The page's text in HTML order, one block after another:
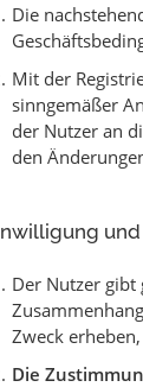
Die
Mit der
sinngemäßer
der Nutzer an
den
Der Nutzer gibt
Zweck
Die